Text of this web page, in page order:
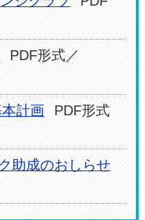
PDF形式／
計画
PDF形式
助成のおしらせ